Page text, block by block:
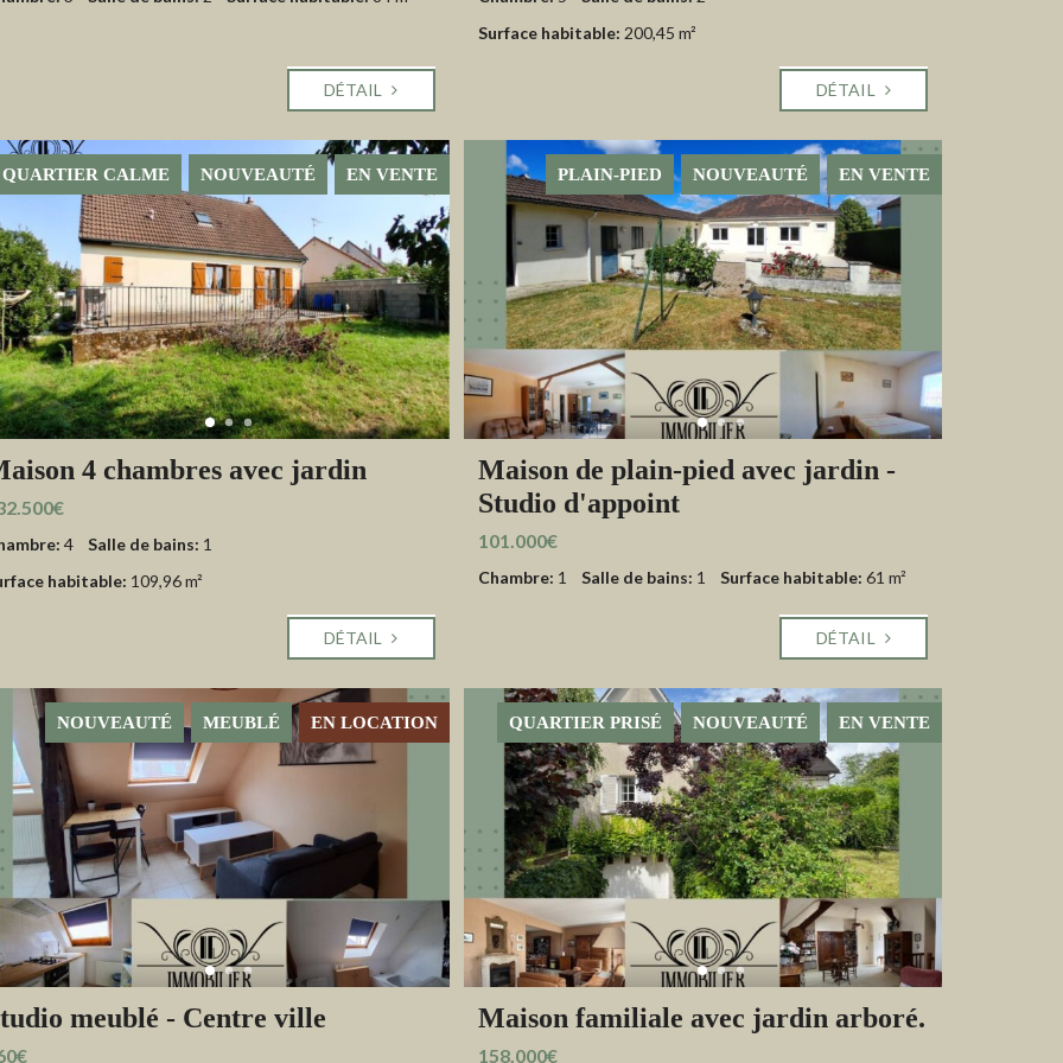
DÉTAIL
Surface habitable: 200,45 m²
DÉTAIL
EN VENTE
NOUVEAUTÉ
QUARTIER CALME
4 chambres avec jardin
4 Salle de bains: 1
habitable: 109,96 m²
DÉTAIL
EN VENTE
NOUVEAUTÉ
PLAIN-PIED
Maison de plain-pied avec jardin -
Studio d'appoint
101.000€
Chambre: 1 Salle de bains: 1 Surface habitable: 61 m²
DÉTAIL
EN LOCATION
MEUBLÉ
NOUVEAUTÉ
meublé - Centre ville
EN VENTE
NOUVEAUTÉ
QUARTIER PRISÉ
Maison familiale avec jardin arboré.
158.000€